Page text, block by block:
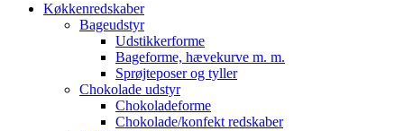
Køkkenredskaber
Bageudstyr
Udstikkerforme
Bageforme, hævekurve m. m.
Sprøjteposer og tyller
Chokolade udstyr
Chokoladeforme
Chokolade/konfekt redskaber